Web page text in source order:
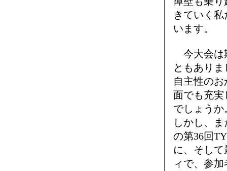
きていく
います。
今大会は
ともあり
自主性の
面でも充実
でしょう
しかし、
の第36回
に、そし
ィで、参